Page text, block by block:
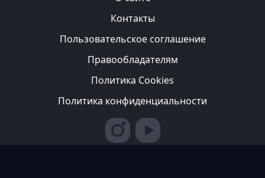
Контакты
Пользовательское соглашение
Правообладателям
Политика Cookies
Политика конфиденциальности